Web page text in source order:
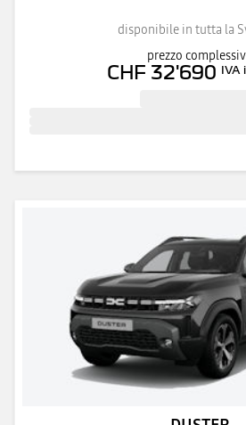
disponibile in tutta la
prezzo
CHF 32'690 IVA